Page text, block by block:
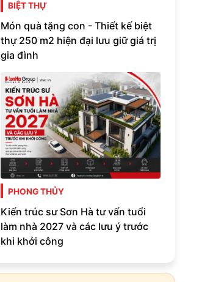
BIỆT THỰ
Món quà tặng con - Thiết kế biệt
thự 250 m2 hiện đại lưu giữ giá trị
gia đình
PHONG THỦY
Kiến trúc sư Sơn Hà tư vấn tuổi
làm nhà 2027 và các lưu ý trước
khi khởi công